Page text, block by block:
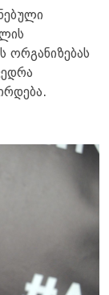
ორგანიზებას